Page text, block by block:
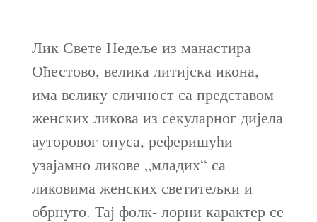
Лик Свете Недеље из манастира
Оћестово, велика литијска икона,
има велику сличност са представом
женских ликова из секуларног дијела
ауторовог опуса, реферишући
узајамно ликове „младих“ са
ликовима женских светитељки и
обрнуто. Тај фолк- лорни карактер се